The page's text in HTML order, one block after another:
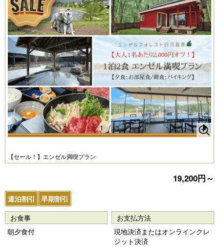
Pr
e
u
s
【セール！】エンゼル満喫プラン
N
1 / 3
19,200円～
連泊割引
早期割引
お食事
朝夕食付
お支払方法
現地決済またはオンラインクレ
ジット決済